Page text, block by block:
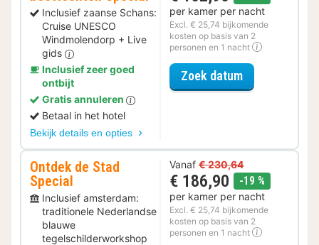
Inclusief zaanse Schans:
Cruise UNESCO
Windmolendorp + Live
gids
Inclusief zeer goed
ontbijt
Gratis annuleren
Betaal in het hotel
Bekijk details en opties
per kamer per nacht
Excl. € 25,74 bijkomende
kosten op basis van 2
personen en 1 nacht
Zoek datumvoor
Ontdek de Stad
Special
Inclusief amsterdam:
traditionele Nederlandse
blauwe
tegelschilderworkshop
Vanaf € 230,64
€ 186,90 -19 %
per kamer per nacht
Excl. € 25,74 bijkomende
kosten op basis van 2
personen en 1 nacht